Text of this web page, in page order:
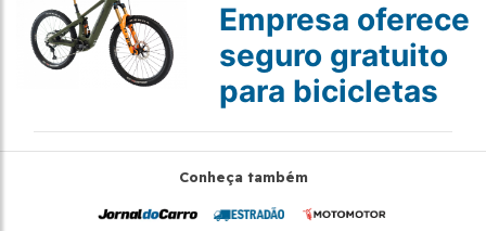
Empresa oferece
seguro gratuito
para bicicletas
Conheça também